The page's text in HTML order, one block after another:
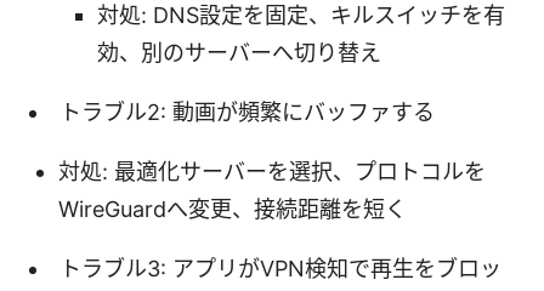
対処: DNS設定を固定、キルスイッチを有
効、別のサーバーへ切り替え
トラブル2: 動画が頻繁にバッファする
対処: 最適化サーバーを選択、プロトコルを
WireGuardへ変更、接続距離を短く
トラブル3: アプリがVPN検知で再生をブロッ